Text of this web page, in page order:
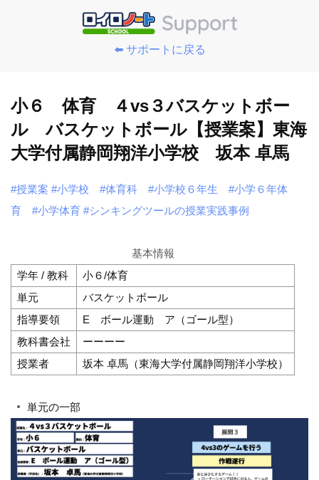
⬅️ サポートに戻る
小６ 体育 ４vs３バスケットボー
ル バスケットボール【授業案】東海
大学付属静岡翔洋小学校 坂本 卓馬
#授業案 #小学校 #体育科 #小学校６年生
#小学６年体
育
#小学体育 #シンキングツールの授業実践事例
基本情報
学年 / 教科
小６/体育
単元
バスケットボール
指導要領
E ボール運動 ア（ゴール型）
教科書会社
ーーーー
授業者
坂本 卓馬（東海大学付属静岡翔洋小学校）
単元の一部